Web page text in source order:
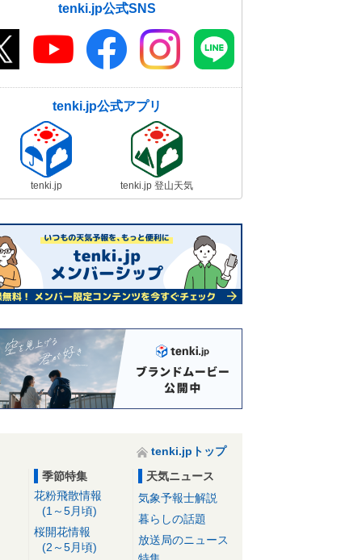
tenki.jp公式SNS
tenki.jp公式アプリ
tenki.jp tenki.jp 登山天気
tenki.jpトップ
季節特集
花粉飛散情報
(1～5月頃)
桜開花情報
(2～5月頃)
天気ニュース
気象予報士解説
暮らしの話題
放送局のニュース